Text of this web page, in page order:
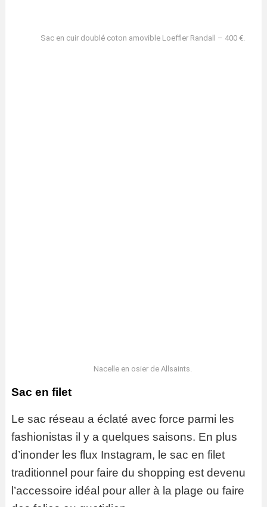
Sac en cuir doublé coton amovible Loeffler Randall – 400 €.
Nacelle en osier de Allsaints.
Sac en filet
Le sac réseau a éclaté avec force parmi les
fashionistas il y a quelques saisons. En plus
d’inonder les flux Instagram, le sac en filet
traditionnel pour faire du shopping est devenu
l’accessoire idéal pour aller à la plage ou faire